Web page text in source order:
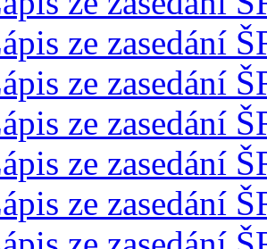
ze zasedání
ze zasedání
ze zasedání
ze zasedání
ze zasedání